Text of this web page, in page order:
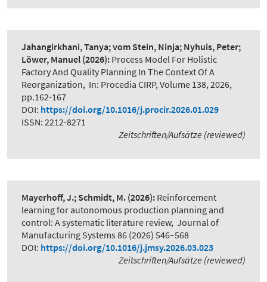
Jahangirkhani, Tanya; vom Stein, Ninja; Nyhuis, Peter;
Löwer, Manuel (2026): Process Model For Holistic
Factory And Quality Planning In The Context Of A
Reorganization, In: Procedia CIRP, Volume 138, 2026,
pp.162-167
DOI: https://doi.org/10.1016/j.procir.2026.01.029
ISSN: 2212-8271
Zeitschriften/Aufsätze (reviewed)
Mayerhoff, J.; Schmidt, M. (2026): Reinforcement
learning for autonomous production planning and
control: A systematic literature review, Journal of
Manufacturing Systems 86 (2026) 546–568
DOI: https://doi.org/10.1016/j.jmsy.2026.03.023
Zeitschriften/Aufsätze (reviewed)